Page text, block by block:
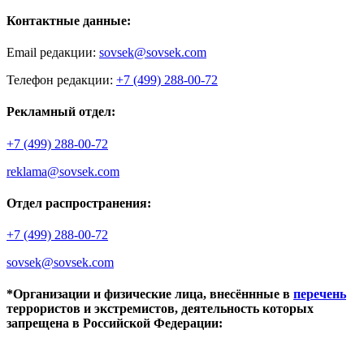
Контактные данные:
Email редакции: sovsek@sovsek.com
Телефон редакции: +7 (499) 288-00-72
Рекламный отдел:
+7 (499) 288-00-72
reklama@sovsek.com
Отдел распространения:
+7 (499) 288-00-72
sovsek@sovsek.com
*Организации и физические лица, внесённные в перечень
террористов и экстремистов, деятельность которых
запрещена в Российской Федерации: